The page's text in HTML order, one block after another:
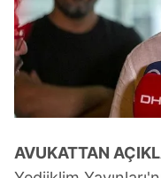
AVUKATTAN